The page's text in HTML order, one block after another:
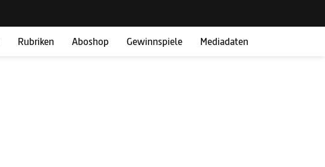
Rubriken Aboshop Gewinnspiele Mediadaten